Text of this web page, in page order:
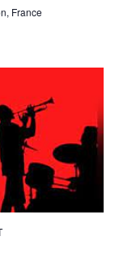
France